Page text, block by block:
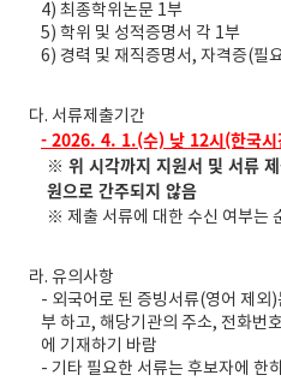
4) 최종학위논문 1부
5) 학위 및 성적증명서 각 1부
6) 경력 및 재직증명서, 자격증(필
다. 서류제출기간
- 2026. 4. 1.(수) 낮 12시(한국시
※ 위 시각까지 지원서 및 서류
원으로 간주되지 않음
※ 제출 서류에 대한 수신 여부는
라. 유의사항
- 외국어로 된 증빙서류(영어 제외
부 하고, 해당기관의 주소, 전화번
에 기재하기 바람
- 기타 필요한 서류는 후보자에 한